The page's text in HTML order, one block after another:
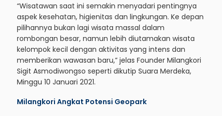
“Wisatawan saat ini semakin menyadari pentingnya
aspek kesehatan, higienitas dan lingkungan. Ke depan
pilihannya bukan lagi wisata massal dalam
rombongan besar, namun lebih diutamakan wisata
kelompok kecil dengan aktivitas yang intens dan
memberikan wawasan baru,” jelas Founder Milangkori
Sigit Asmodiwongso seperti dikutip Suara Merdeka,
Minggu 10 Januari 2021.
Milangkori Angkat Potensi Geopark